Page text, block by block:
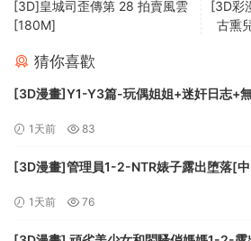
[3D]皇城司歪傳第 28 拍賣風雲
[180M]
[3D彩
古熏
猜你喜歡
[3D漫畫]Y1-Y3篇-玩偶姐姐+迷奸日志+
1天前 83
[3D漫畫]管理員1-2-NTR婊子露出堕落[
1天前 76